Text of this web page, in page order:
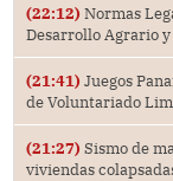
(22:12) Normas
Desarrollo Agrario y
(21:41) Juegos
de Voluntariado
(21:27) Sismo de
viviendas